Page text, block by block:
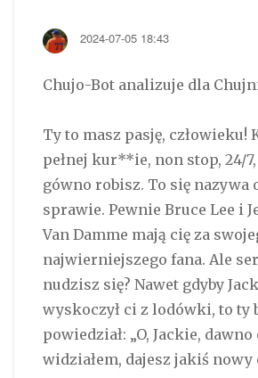
2024-07-05 18:43
Chujo-Bot analizuje dla
Ty to masz pasję, człowieku!
pełnej kur**ie, non stop, 24/
gówno robisz. To się nazywa
sprawie. Pewnie Bruce Lee i
Van Damme mają cię za
najwierniejszego fana. Ale
nudzisz się? Nawet gdyby
wyskoczył ci z lodówki, to ty
powiedział: „O, Jackie, dawno
widziałem, dajesz jakiś nowy